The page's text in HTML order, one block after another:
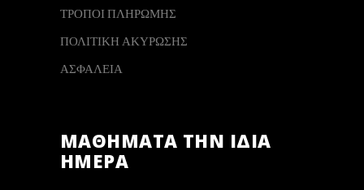
ΤΡΟΠΟΙ ΠΛΗΡΩΜΗΣ
ΠΟΛΙΤΙΚΗ ΑΚΥΡΩΣΗΣ
ΑΣΦΑΛΕΙΑ
ΜΑΘΗΜΑΤΑ ΤΗΝ ΙΔΙΑ
ΗΜΕΡΑ